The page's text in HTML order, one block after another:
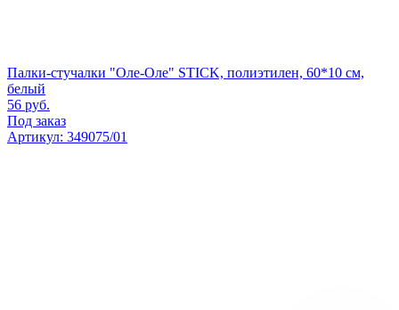
Палки-стучалки "Оле-Оле" STICK, полиэтилен, 60*10 см,
белый
56 руб.
Под заказ
Артикул: 349075/01